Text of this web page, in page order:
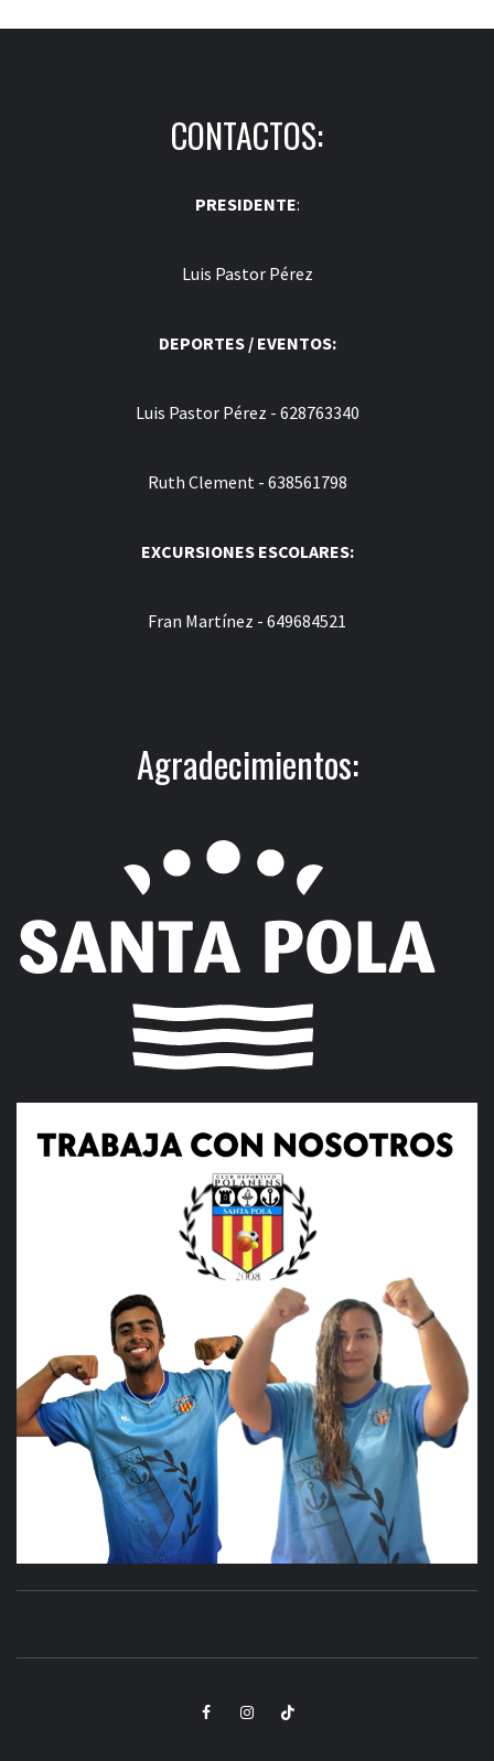
CONTACTOS:
PRESIDENTE:
Luis Pastor Pérez
DEPORTES / EVENTOS:
Luis Pastor Pérez - 628763340
Ruth Clement - 638561798
EXCURSIONES ESCOLARES:
Fran Martínez - 649684521
Agradecimientos:
CLUB
DEPORTIVO
ElementoElementoElemento